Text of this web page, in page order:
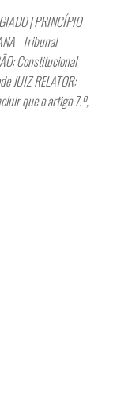
| PRINCÍPIO
Tribunal
Constitucional
JUIZ RELATOR:
que o artigo 7.º,